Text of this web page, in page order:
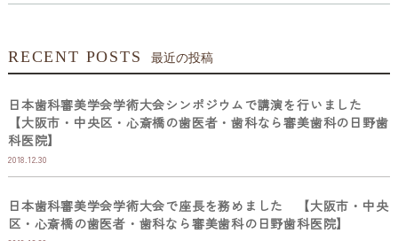
RECENT POSTS 最近の投稿
日本歯科審美学会学術大会シンポジウムで講演を行いました
【大阪市・中央区・心斎橋の歯医者・歯科なら審美歯科の日野歯
科医院】
2018.12.30
日本歯科審美学会学術大会で座長を務めました 【大阪市・中央
区・心斎橋の歯医者・歯科なら審美歯科の日野歯科医院】